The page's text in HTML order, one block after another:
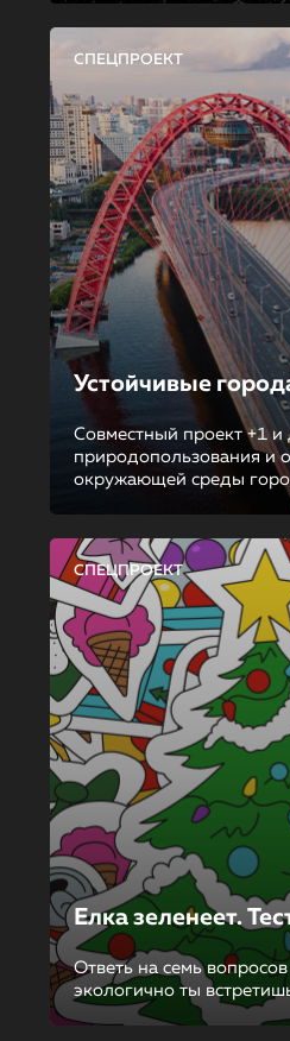
СПЕЦПРОЕКТ
Устойчивые
Совместный проект +1 и
природопользования и
окружающей среды
СПЕЦПРОЕКТ
Елка зеленеет.
Ответь на семь
экологично ты